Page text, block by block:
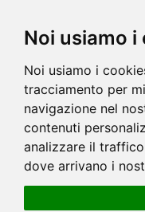
Noi usiamo i
Noi usiamo i
tracciamento per
navigazione nel
contenuti
analizzare il
dove arrivano i